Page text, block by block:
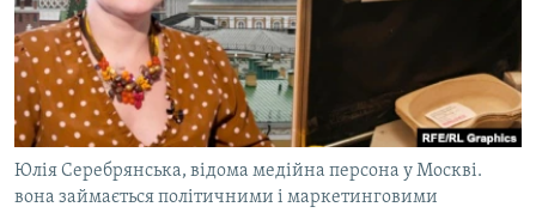
ВІДЕОУРОКИ «ELIFBE»
СВІДЧЕННЯ ОКУПАЦІЇ
УКРАЇНСЬКА ПРОБЛЕМА КРИМУ
ІНФОГРАФІКА
Русский
Qırımtatar
ДОЛУЧАЙСЯ!
Юлія Серебрянська, відома медійна персона у Москві.
вона займається політичними і маркетинговими